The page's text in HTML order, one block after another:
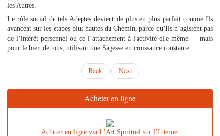
les Autres.
Le rôle social de tels Adeptes devient de plus en plus parfait comme Ils
avancent sur les étapes plus hautes du Chemin, parce qu’Ils n’agissent pas
de l’intérêt personnel ou de l’attachement à l'activité elle-même — mais
pour le bien de tous, utilisant une Sagesse en croissance constante.
Back Next
Acheter en ligne
Acheter en ligne via L’Art Spirituel sur l’Internet